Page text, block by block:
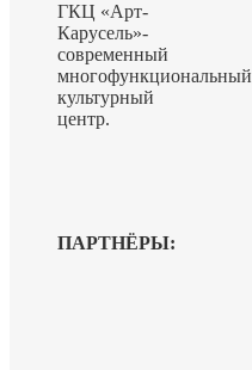
ГКЦ «Арт-
Карусель»-
современный
многофункциональный
культурный
центр.
ПАРТНЁРЫ: